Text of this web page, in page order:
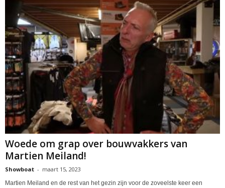
Woede om grap over bouwvakkers van
Martien Meiland!
Showboat - maart 15, 2023
Martien Meiland en de rest van het gezin zijn voor de zoveelste keer een